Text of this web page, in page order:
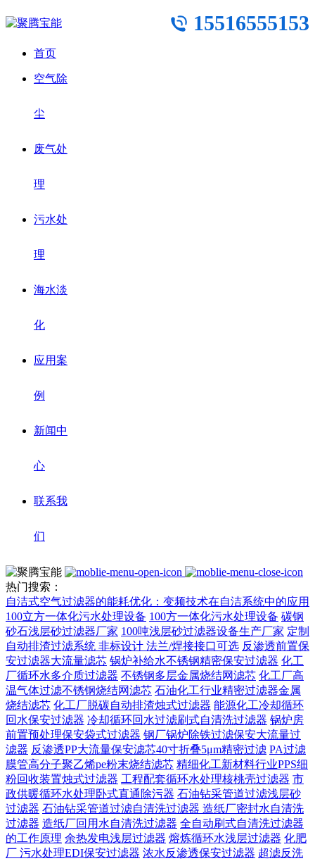
15516555153
首页
空气除
尘
废气处
理
污水处
理
海水淡
化
应用案
例
新闻中
心
联系我
们
热门搜索：
自洁式空气过滤器的能耗优化：变频技术在自洁系统中的应用
100立方一体化污水处理设备 100方一体化污水处理设备 碳钢
砂石浅层砂过滤器厂家 100吨浅层砂过滤器设备生产厂家 定制
自动排渣过滤系统 非标设计 法兰/焊接接口可选‌ 反渗透前置保
安过滤器大流量滤芯 锅炉补给水不锈钢精密保安过滤器 化工
厂循环水多介质过滤器 不锈钢多层金属烧结网滤芯 化工厂高
温气体过滤不锈钢烧结网滤芯 石油化工行业精密过滤器金属
烧结滤芯 化工厂脱碳自动排渣烛式过滤器 能源化工冷却循环
回水保安过滤器 冷却循环回水过滤刷式自清洗过滤器 锅炉房
前置预处理保安袋式过滤器 钢厂锅炉除铁过滤保安大流量过
滤器 反渗透PP大流量保安滤芯40寸折叠5μm精密过滤 PA过滤
膜管高分子聚乙烯pe粉末烧结滤芯 精细化工新材料行业PPS细
粉回收装置烛式过滤器 工程配套循环水处理核桃壳过滤器 市
政供暖循环水处理卧式直通除污器 石油钻采管道过滤浅层砂
过滤器 石油钻采管道过滤自清洗过滤器 造纸厂密封水自清洗
过滤器 造纸厂回用水自清洗过滤器 全自动刷式自清洗过滤器
的工作原理 余热发电浅层过滤器 熔炼循环水浅层过滤器 化肥
厂 污水处理EDI保安过滤器 浓水反渗透保安过滤器 超滤反洗